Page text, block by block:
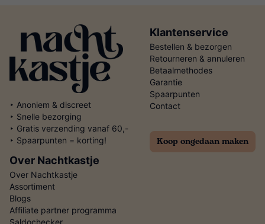
‣ Anoniem & discreet
‣ Snelle bezorging
‣ Gratis verzending vanaf 60,-
‣ Spaarpunten = korting!
Klantenservice
Bestellen & bezorgen
Retourneren & annuleren
Betaalmethodes
Garantie
Spaarpunten
Contact
Koop ongedaan maken
Over Nachtkastje
Over Nachtkastje
Assortiment
Blogs
Affiliate partner programma